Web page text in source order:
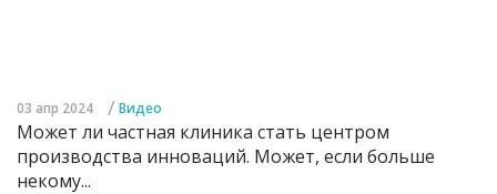
03 апр 2024 / Видео
Может ли частная клиника стать центром
производства инноваций. Может, если больше
некому...